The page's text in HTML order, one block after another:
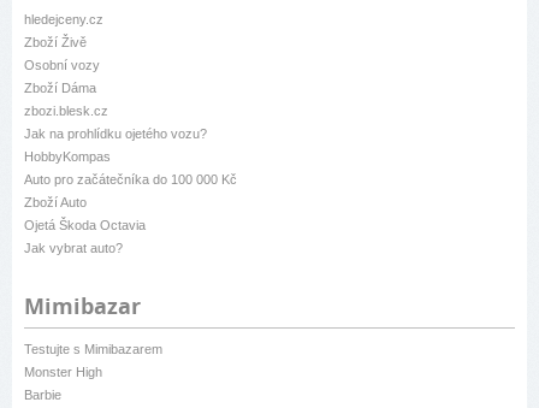
hledejceny.cz
Zboží Živě
Osobní vozy
Zboží Dáma
zbozi.blesk.cz
Jak na prohlídku ojetého vozu?
HobbyKompas
Auto pro začátečníka do 100 000 Kč
Zboží Auto
Ojetá Škoda Octavia
Jak vybrat auto?
Mimibazar
Testujte s Mimibazarem
Monster High
Barbie